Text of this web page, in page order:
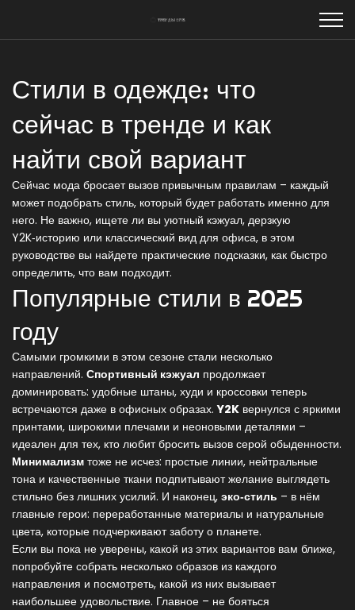
Стили в одежде: что
сейчас в тренде и как
найти свой вариант
Сейчас мода бросает вызов привычным правилам – каждый
может подобрать стиль, который будет работать именно для
него. Не важно, ищете ли вы уютный кэжуал, дерзкую
Y2K‑историю или классический вид для офиса, в этом
руководстве вы найдете практические подсказки, как быстро
определить, что вам подходит.
Популярные стили в 2025
году
Самыми громкими в этом сезоне стали несколько
направлений. Спортивный кэжуал продолжает
доминировать: удобные штаны, худи и кроссовки теперь
встречаются даже в офисных образах.Y2K вернулся с яркими
принтами, широкими плечами и неоновыми деталями –
идеален для тех, кто любит бросить вызов серой обыденности.
Минимализм тоже не исчез: простые линии, нейтральные
тона и качественные ткани подпитывают желание выглядеть
стильно без лишних усилий. И наконец, эко‑стиль – в нём
главные герои: переработанные материалы и натуральные
цвета, которые подчеркивают заботу о планете.
Если вы пока не уверены, какой из этих вариантов вам ближе,
попробуйте собрать несколько образов из каждого
направления и посмотреть, какой из них вызывает
наибольшее удовольствие. Главное – не бояться